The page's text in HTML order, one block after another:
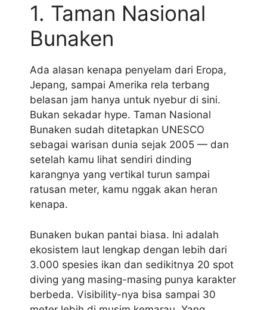
1. Taman Nasional
Bunaken
Ada alasan kenapa penyelam dari Eropa,
Jepang, sampai Amerika rela terbang
belasan jam hanya untuk nyebur di sini.
Bukan sekadar hype. Taman Nasional
Bunaken sudah ditetapkan UNESCO
sebagai warisan dunia sejak 2005 — dan
setelah kamu lihat sendiri dinding
karangnya yang vertikal turun sampai
ratusan meter, kamu nggak akan heran
kenapa.
Bunaken bukan pantai biasa. Ini adalah
ekosistem laut lengkap dengan lebih dari
3.000 spesies ikan dan sedikitnya 20 spot
diving yang masing-masing punya karakter
berbeda. Visibility-nya bisa sampai 30